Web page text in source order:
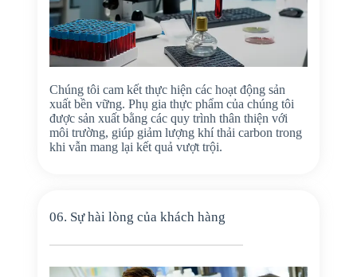
Chúng tôi cam kết thực hiện các hoạt động sản
xuất bền vững. Phụ gia thực phẩm của chúng tôi
được sản xuất bằng các quy trình thân thiện với
môi trường, giúp giảm lượng khí thải carbon trong
khi vẫn mang lại kết quả vượt trội.
06. Sự hài lòng của khách hàng